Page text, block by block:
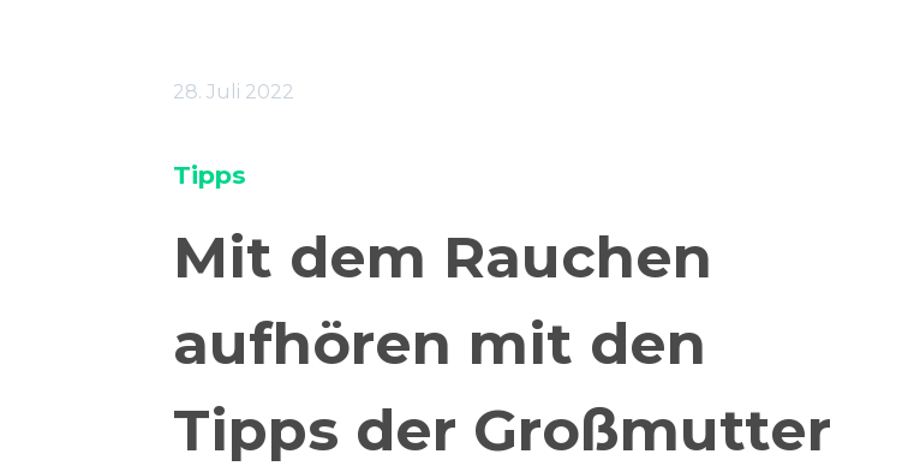
28. Juli 2022
Tipps
Mit dem Rauchen
aufhören mit den
Tipps der Großmutter